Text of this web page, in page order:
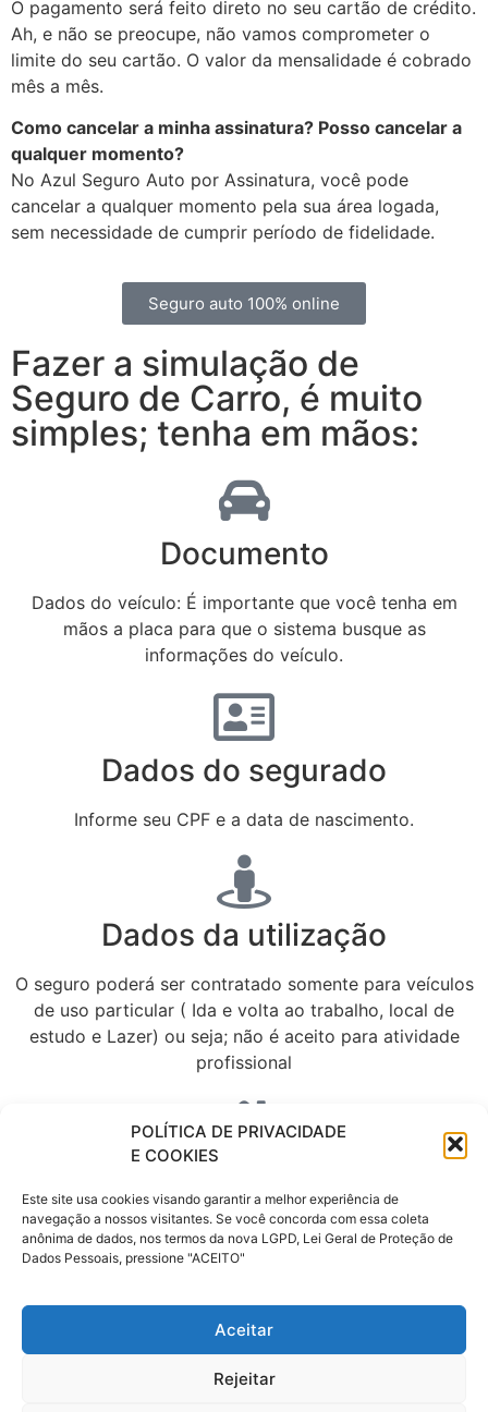
POLÍTICA DE PRIVACIDADE
E COOKIES
Este site usa cookies visando garantir a melhor experiência de
navegação a nossos visitantes. Se você concorda com essa coleta
anônima de dados, nos termos da nova LGPD, Lei Geral de Proteção de
Dados Pessoais, pressione "ACEITO"
Aceitar
Rejeitar
O pagamento será feito direto no seu cartão de crédito.
Ah, e não se preocupe, não vamos comprometer o
limite do seu cartão. O valor da mensalidade é cobrado
mês a mês.
Como cancelar a minha assinatura? Posso cancelar a
qualquer momento?
No Azul Seguro Auto por Assinatura, você pode
cancelar a qualquer momento pela sua área logada,
sem necessidade de cumprir período de fidelidade.
Seguro auto 100% online
Fazer a simulação de
Seguro de Carro, é muito
simples; tenha em mãos:
Documento
Dados do veículo: É importante que você tenha em
mãos a placa para que o sistema busque as
informações do veículo.
Dados do segurado
Informe seu CPF e a data de nascimento.
Dados da utilização
O seguro poderá ser contratado somente para veículos
de uso particular ( Ida e volta ao trabalho, local de
estudo e Lazer) ou seja; não é aceito para atividade
profissional
Informe o CEP de pernoite, garagem na residência.
Cartão de crédito
Para concluir a compra do seguro, informe os dados do